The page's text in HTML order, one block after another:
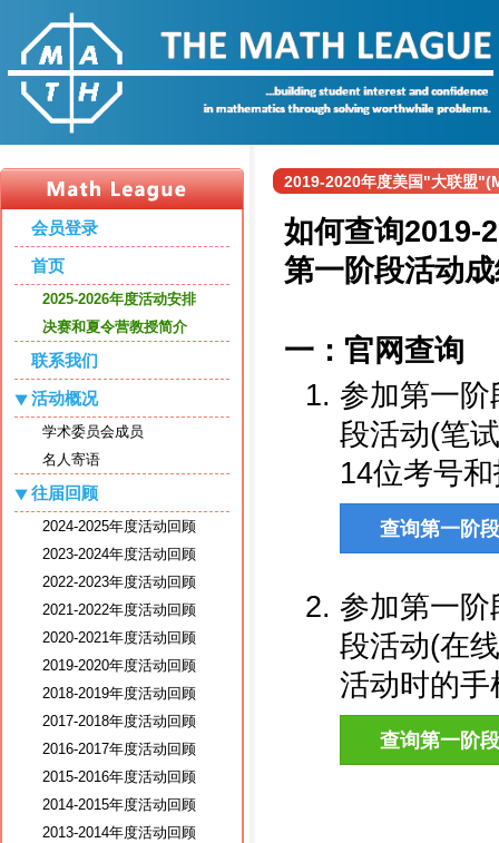
会员登录
首页
2025-2026年度活动安排
决赛和夏令营教授简介
联系我们
活动概况
学术委员会成员
名人寄语
往届回顾
2024-2025年度活动回顾
2023-2024年度活动回顾
2022-2023年度活动回顾
2021-2022年度活动回顾
2020-2021年度活动回顾
2019-2020年度活动回顾
2018-2019年度活动回顾
2017-2018年度活动回顾
2016-2017年度活动回顾
2015-2016年度活动回顾
2014-2015年度活动回顾
2013-2014年度活动回顾
2019-2020年度美国"大联盟
如何查询2019-
第一阶段活动
一：官网查询
参加第一阶
段活动(笔
14位考号
参加第一阶
段活动(在
活动时的